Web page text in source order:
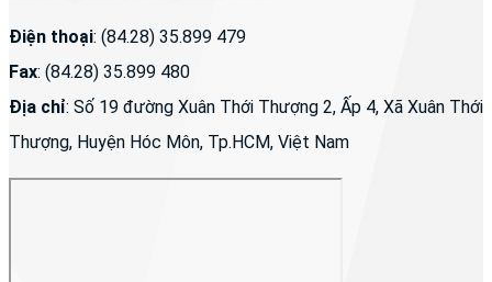
Điện thoại: (84.28) 35.899 479
Fax: (84.28) 35.899 480
Địa chỉ: Số 19 đường Xuân Thới Thượng 2, Ấp 4, Xã Xuân Thới
Thượng, Huyện Hóc Môn, Tp.HCM, Việt Nam